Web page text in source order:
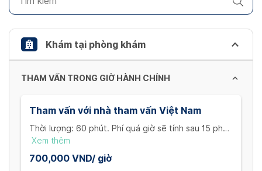
keyboard
shortcuts
changing
Khám tại phòng khám
THAM VẤN TRONG GIỜ HÀNH CHÍNH
Tham vấn với nhà tham vấn Việt Nam
Thời lượng: 60 phút. Phí quá giờ sẽ tính sau 15 phút
là 25% mức phí của một buổi tham vấn.
Lưu ý: Trường hợp đến trễ, hủy cuộc hẹn không
thông báo trong vòng một tiếng hoặc thông báo
Xem thêm
700,000 VND/ giờ